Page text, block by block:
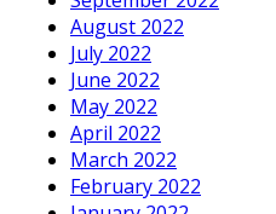
August 2022
July 2022
June 2022
May 2022
April 2022
March 2022
February 2022